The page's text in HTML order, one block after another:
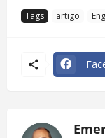
Tags artigo